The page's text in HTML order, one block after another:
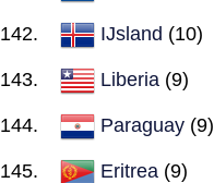
IJsland (10)
Liberia (9)
Paraguay (9)
Eritrea (9)